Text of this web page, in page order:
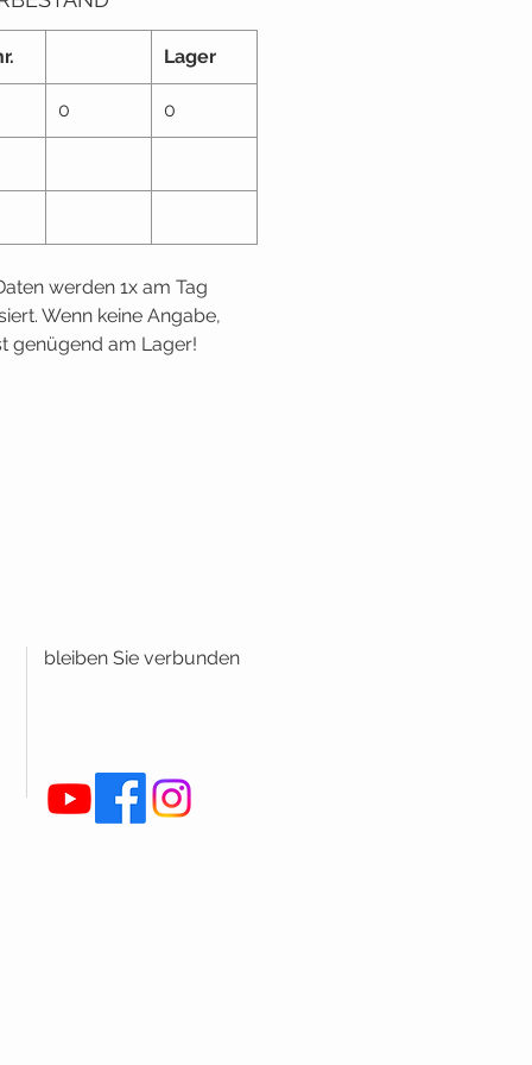
Lager
0 0
werden 1x am Tag
Wenn keine Angabe,
genügend am Lager!
bleiben Sie verbunden